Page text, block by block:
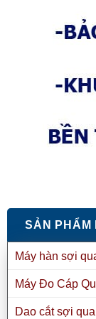
SẢN PHẨM
Máy hàn sợi
Máy Đo Cáp
Dao cắt sợi